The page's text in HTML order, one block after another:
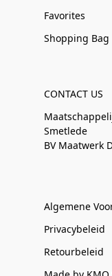
Favorites
Shopping Bag
CONTACT US
Smetlede
BV Maatwerk
Algemene
Privacybeleid
Retourbeleid